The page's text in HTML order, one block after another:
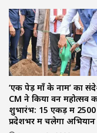
‘एक पेड़ माँ के नाम’ का
CM ने किया वन महोत्सव
शुभारंभ: 15 एकड़ में 2500
प्रदेशभर में चलेगा अभियान